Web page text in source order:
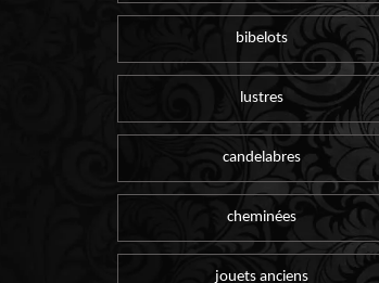
bibelots
lustres
candelabres
cheminées
jouets anciens